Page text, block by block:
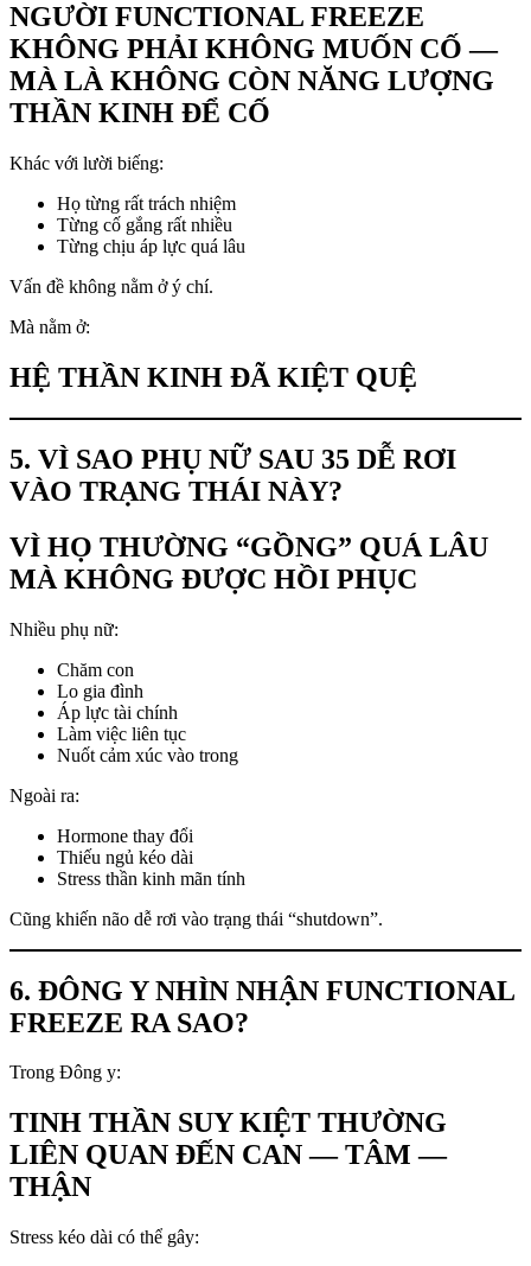
NGƯỜI FUNCTIONAL FREEZE
KHÔNG PHẢI KHÔNG MUỐN CỐ —
MÀ LÀ KHÔNG CÒN NĂNG LƯỢNG
THẦN KINH ĐỂ CỐ
Khác với lười biếng:
Họ từng rất trách nhiệm
Từng cố gắng rất nhiều
Từng chịu áp lực quá lâu
Vấn đề không nằm ở ý chí.
Mà nằm ở:
HỆ THẦN KINH ĐÃ KIỆT QUỆ
5. VÌ SAO PHỤ NỮ SAU 35 DỄ RƠI
VÀO TRẠNG THÁI NÀY?
VÌ HỌ THƯỜNG “GỒNG” QUÁ LÂU
MÀ KHÔNG ĐƯỢC HỒI PHỤC
Nhiều phụ nữ:
Chăm con
Lo gia đình
Áp lực tài chính
Làm việc liên tục
Nuốt cảm xúc vào trong
Ngoài ra:
Hormone thay đổi
Thiếu ngủ kéo dài
Stress thần kinh mãn tính
Cũng khiến não dễ rơi vào trạng thái “shutdown”.
6. ĐÔNG Y NHÌN NHẬN FUNCTIONAL
FREEZE RA SAO?
Trong Đông y:
TINH THẦN SUY KIỆT THƯỜNG
LIÊN QUAN ĐẾN CAN — TÂM —
THẬN
Stress kéo dài có thể gây: